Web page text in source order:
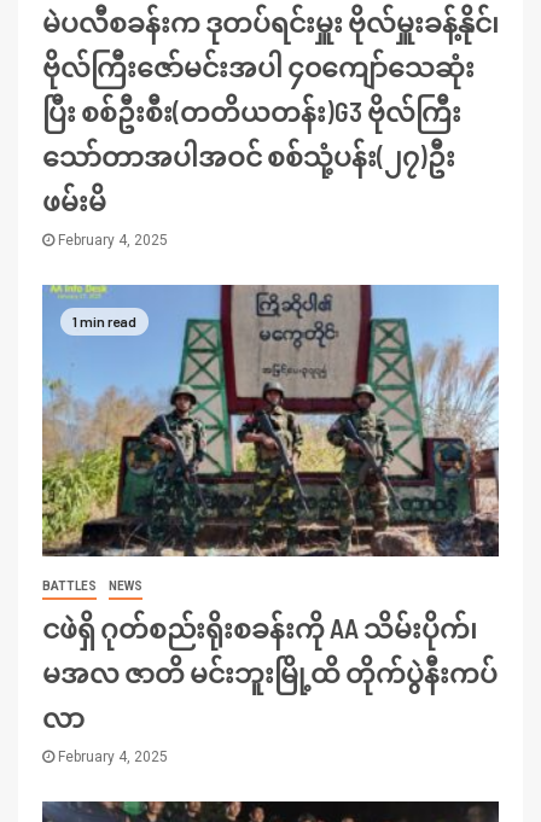
မဲပလီစခန်းက ဒုတပ်ရင်းမှူး ဗိုလ်မှူးခန့်နိုင်၊
ဗိုလ်ကြီးဇော်မင်းအပါ ၄၀ကျော်သေဆုံး
ပြီး စစ်ဦးစီး(တတိယတန်း)G3 ဗိုလ်ကြီး
သော်တာအပါအဝင် စစ်သုံ့ပန်း(၂၇)ဦး
ဖမ်းမိ
February 4, 2025
1 min read
BATTLES NEWS
ငဖဲရှိ ဂုတ်စည်းရိုးစခန်းကို AA သိမ်းပိုက်၊
မအလ ဇာတိ မင်းဘူးမြို့ထိ တိုက်ပွဲနီးကပ်
လာ
February 4, 2025